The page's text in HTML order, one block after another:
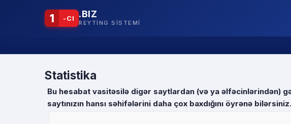
1 -CI .BIZ
REYTING SISTEMI
Statistika
Bu hesabat vasitəsilə digər saytlardan (və ya əlfəcinlərindən)
saytınızın hansı səhifələrini daha çox baxdığını öyrənə bilərsiniz.